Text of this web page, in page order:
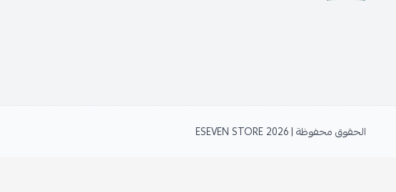
الحقوق محفوظة | 2026 ESEVEN STORE